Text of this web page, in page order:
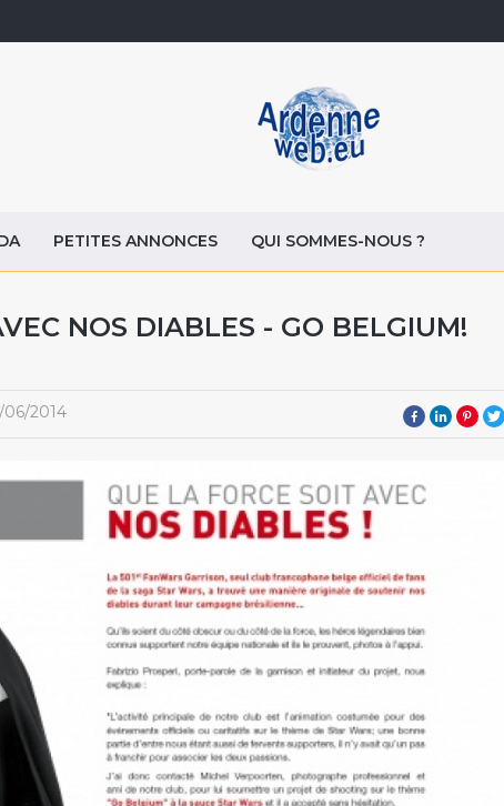
PETITES ANNONCES QUI SOMMES-NOUS ?
NOS DIABLES - GO BELGIUM!
06/2014